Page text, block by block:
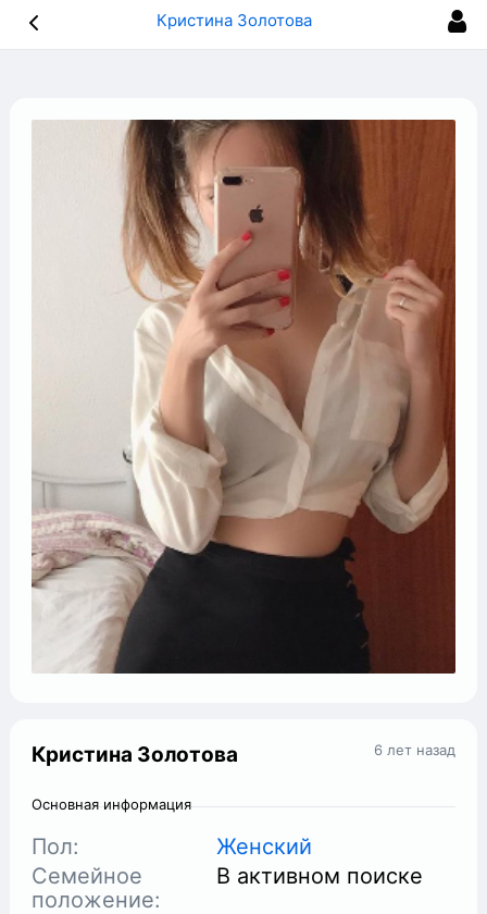
Кристина Золотова
6 лет назад
Кристина Золотова
Основная информация
Пол:
Женский
Семейное
положение:
В активном поиске